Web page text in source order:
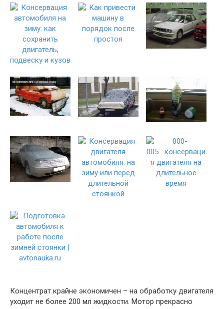
Концентрат крайне экономичен – на обработку двигателя
уходит не более 200 мл жидкости. Мотор прекрасно